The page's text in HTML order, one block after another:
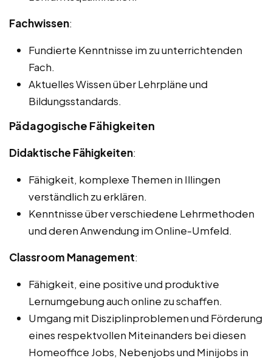
Fachwissen:
Fundierte Kenntnisse im zu unterrichtenden
Fach.
Aktuelles Wissen über Lehrpläne und
Bildungsstandards.
Pädagogische Fähigkeiten
Didaktische Fähigkeiten:
Fähigkeit, komplexe Themen in Illingen
verständlich zu erklären.
Kenntnisse über verschiedene Lehrmethoden
und deren Anwendung im Online-Umfeld.
Classroom Management:
Fähigkeit, eine positive und produktive
Lernumgebung auch online zu schaffen.
Umgang mit Disziplinproblemen und Förderung
eines respektvollen Miteinanders bei diesen
Homeoffice Jobs, Nebenjobs und Minijobs in